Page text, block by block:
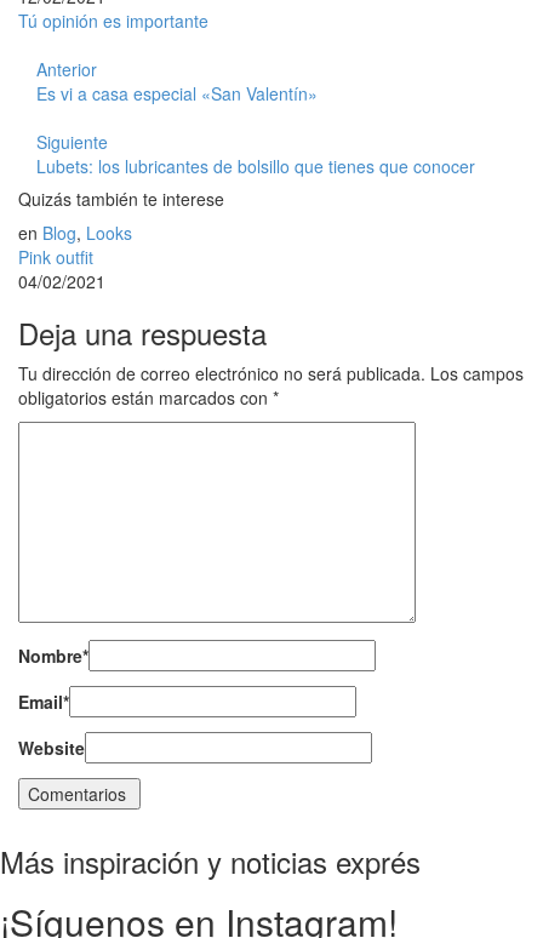
Tú opinión es importante
Anterior
Es vi a casa especial «San Valentín»
Siguiente
Lubets: los lubricantes de bolsillo que tienes que conocer
Quizás también te interese
en Blog, Looks
Pink outfit
04/02/2021
Deja una respuesta
Tu dirección de correo electrónico no será publicada. Los campos
obligatorios están marcados con *
Nombre*
Email*
Website
Más inspiración y noticias exprés
¡Síguenos en Instagram!